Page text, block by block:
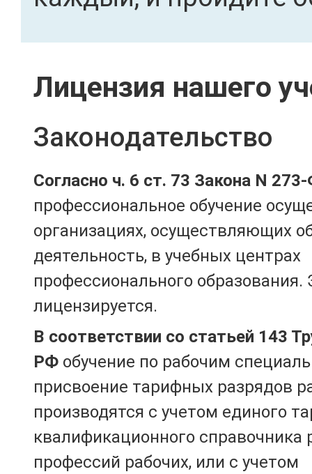
Лицензия нашего
Законодательство
Согласно ч. 6 ст. 73 Закона N
профессиональное обучение
организациях, осуществляющих
деятельность, в учебных центрах
профессионального образования.
лицензируется.
В соответствии со статьей 143
РФ обучение по рабочим
присвоение тарифных разрядов
производятся с учетом единого
квалификационного справочника
профессий рабочих, или с учетом